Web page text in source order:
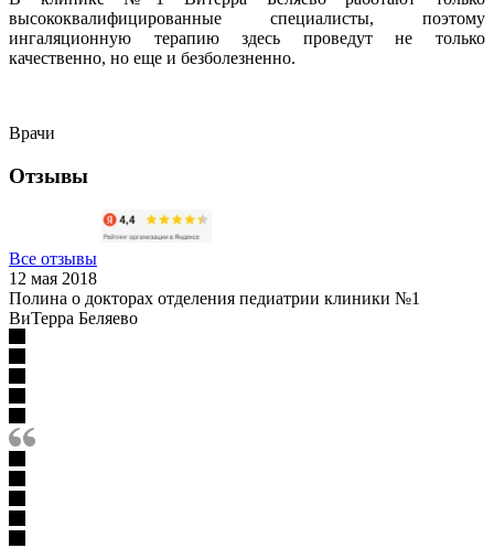
высококвалифицированные специалисты, поэтому
ингаляционную терапию здесь проведут не только
качественно, но еще и безболезненно.
Врачи
Отзывы
Все отзывы
12 мая 2018
Полина о докторах отделения педиатрии клиники №1
ВиТерра Беляево